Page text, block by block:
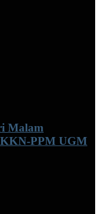
Malam
KKN-PPM UGM